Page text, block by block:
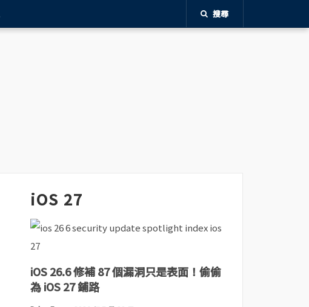
搜尋
iOS 27
iOS 26.6 修補 87 個漏洞只是表面！偷偷
為 iOS 27 鋪路